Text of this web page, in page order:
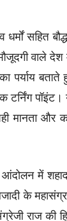
धर्मों सहित
वाले देश
पर्याय बताते
टर्निंग
मानता और
में
के
राज